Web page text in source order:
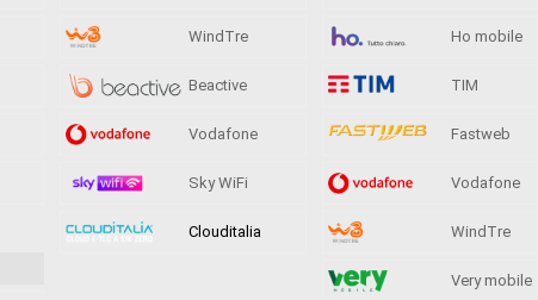
WindTre
Beactive
Vodafone
Sky WiFi
Clouditalia
Ho mobile
TIM
Fastweb
Vodafone
WindTre
Very mobile